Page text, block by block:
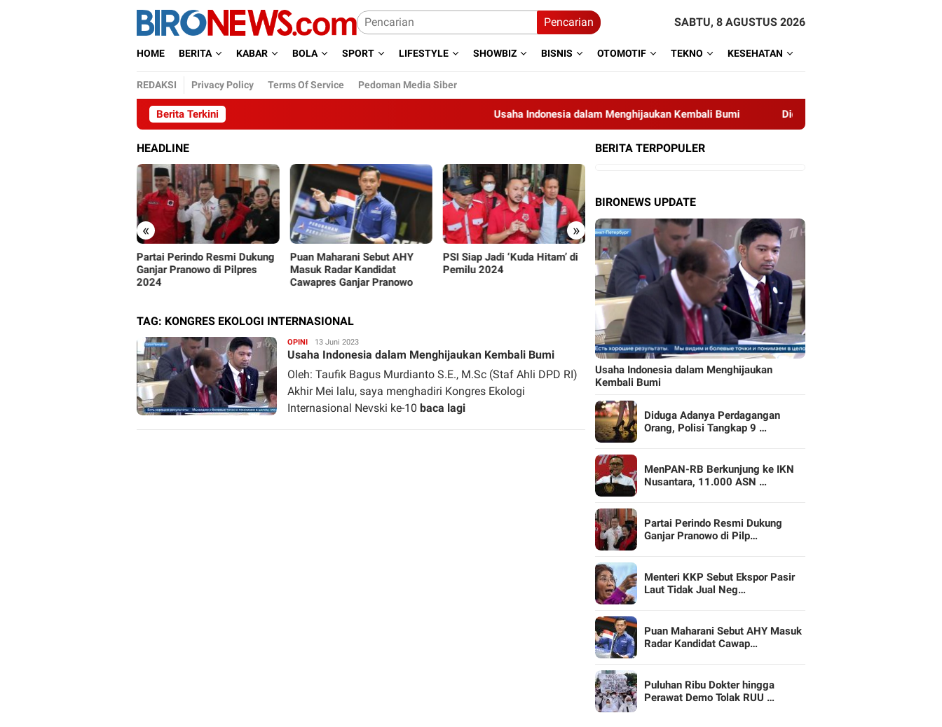
Pencarian SABTU, 8 AGUSTUS 2026
HOME BERITA KABAR BOLA SPORT LIFESTYLE SHOWBIZ BISNIS OTOMOTIF TEKNO KESEHATAN
REDAKSI Privacy Policy Terms Of Service Pedoman Media Siber
Berita Terkini Usaha Indonesia dalam Menghijaukan Kembali Bumi Diduga Adanya Perdagangan Orang,
HEADLINE
« »
Partai Perindo Resmi Dukung
Ganjar Pranowo di Pilpres
2024
Puan Maharani Sebut AHY
Masuk Radar Kandidat
Cawapres Ganjar Pranowo
PSI Siap Jadi ‘Kuda Hitam’ di
Pemilu 2024
Gegara Nyaleg di Dua Partai,
Aldi Taher Trending di Twitter
PPP Sebut KIB Bakal Bubar
Baik-baik, Jika Capres Bukan
Ganjar
TAG: KONGRES EKOLOGI INTERNASIONAL
OPINI Redaksi
13 Juni 2023
Usaha Indonesia dalam Menghijaukan Kembali Bumi
Oleh: Taufik Bagus Murdianto S.E., M.Sc (Staf Ahli DPD RI)
Akhir Mei lalu, saya menghadiri Kongres Ekologi
Internasional Nevski ke-10 baca lagi
BERITA TERPOPULER
BIRONEWS UPDATE
Usaha Indonesia dalam Menghijaukan
Kembali Bumi
Diduga Adanya Perdagangan
Orang, Polisi Tangkap 9 …
MenPAN-RB Berkunjung ke IKN
Nusantara, 11.000 ASN …
Partai Perindo Resmi Dukung
Ganjar Pranowo di Pilp…
Menteri KKP Sebut Ekspor Pasir
Laut Tidak Jual Neg…
Puan Maharani Sebut AHY Masuk
Radar Kandidat Cawap…
Puluhan Ribu Dokter hingga
Perawat Demo Tolak RUU …